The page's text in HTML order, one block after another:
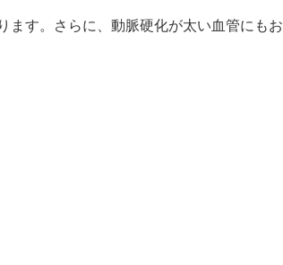
ます。さらに、動脈硬化が太い血管にもお